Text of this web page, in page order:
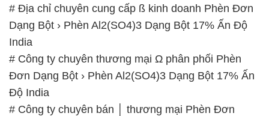
# Địa chỉ chuyên cung cấp ß kinh doanh Phèn Đơn
Dạng Bột › Phèn Al2(SO4)3 Dạng Bột 17% Ấn Độ
India
# Công ty chuyên thương mại Ω phân phối Phèn
Đơn Dạng Bột › Phèn Al2(SO4)3 Dạng Bột 17% Ấn
Độ India
# Công ty chuyên bán │ thương mại Phèn Đơn